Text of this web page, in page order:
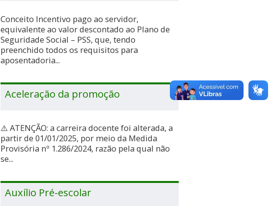
Conceito Incentivo pago ao servidor,
equivalente ao valor descontado ao Plano de
Seguridade Social – PSS, que, tendo
preenchido todos os requisitos para
aposentadoria...
Aceleração da promoção
⚠️ ATENÇÃO: a carreira docente foi alterada, a
partir de 01/01/2025, por meio da Medida
Provisória nº 1.286/2024, razão pela qual não
se...
Auxílio Pré-escolar